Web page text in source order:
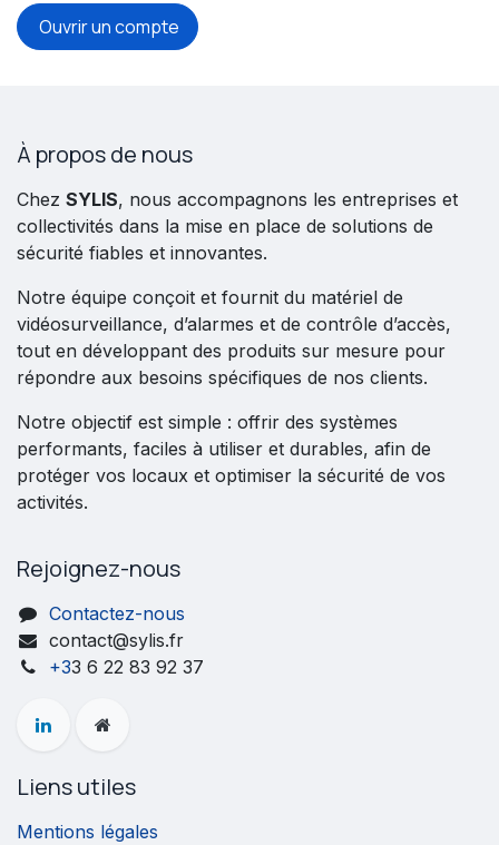
Ouvrir un compte
À propos de nous
Chez SYLIS, nous accompagnons les entreprises et
collectivités dans la mise en place de solutions de
sécurité fiables et innovantes.
Notre équipe conçoit et fournit du matériel de
vidéosurveillance, d’alarmes et de contrôle d’accès,
tout en développant des produits sur mesure pour
répondre aux besoins spécifiques de nos clients.
Notre objectif est simple : offrir des systèmes
performants, faciles à utiliser et durables, afin de
protéger vos locaux et optimiser la sécurité de vos
activités.
Rejoignez-nous
Contactez-nous
contact@sylis.fr
+33 6 22 83 92 37
Liens utiles
Mentions légales